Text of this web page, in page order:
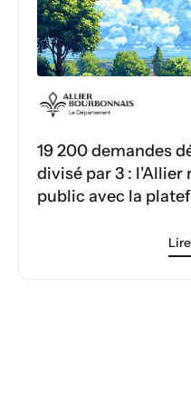
19 200 demandes
divisé par 3 : l'Allier
public avec la